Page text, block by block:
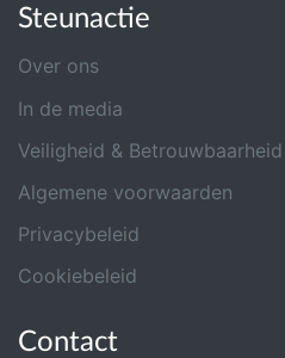
Steunactie
Over ons
In de media
Veiligheid & Betrouwbaarheid
Algemene voorwaarden
Privacybeleid
Cookiebeleid
Contact